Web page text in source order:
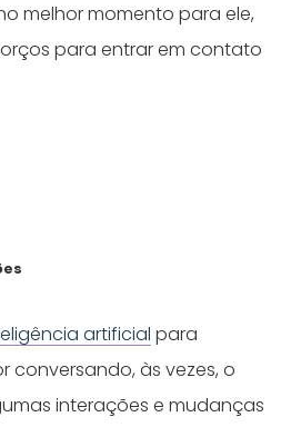
melhor momento para ele,
para entrar em contato
artificial para
conversando, às vezes, o
interações e mudanças